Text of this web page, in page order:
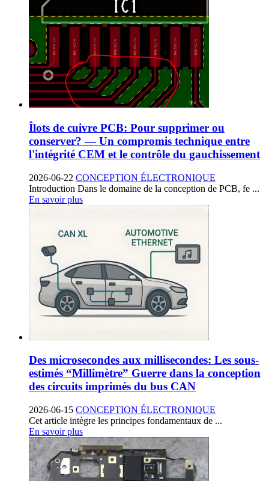
Îlots de cuivre PCB: Pour supprimer ou
conserver? — Un compromis technique entre
l'intégrité CEM et le contrôle du gauchissement
2026-06-22 CONCEPTION ÉLECTRONIQUE
Introduction Dans le domaine de la conception de PCB, fe ...
En savoir plus
Des microsecondes aux millisecondes: Les sous-
estimés “Millimètre” Guerre dans la conception
des circuits imprimés du bus CAN
2026-06-15 CONCEPTION ÉLECTRONIQUE
Cet article intègre les principes fondamentaux de ...
En savoir plus